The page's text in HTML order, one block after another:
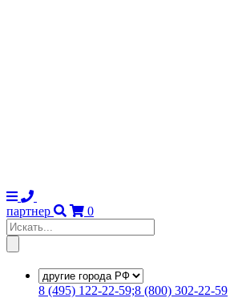
партнер
0
8 (495) 122-22-59;8 (800) 302-22-59